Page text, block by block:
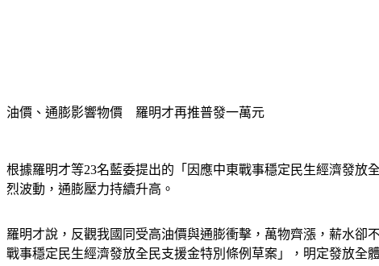
油價、通膨影響物價　羅明才再推普發一萬元
根據羅明才等23名藍委提出的「因應中東戰事穩定民生經濟發放
烈波動，通膨壓力持續升高。
羅明才說，反觀我國同受高油價與通膨衝擊，萬物齊漲，薪水卻
戰事穩定民生經濟發放全民支援金特別條例草案」，明定發放全